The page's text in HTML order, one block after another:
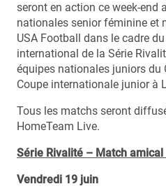
seront en action ce week-end
nationales senior féminine et
USA Football dans le cadre
international de la Série
équipes nationales juniors du
Coupe internationale junior à
Tous les matchs seront
HomeTeam Live.
Série Rivalité – Match
Vendredi 19 juin